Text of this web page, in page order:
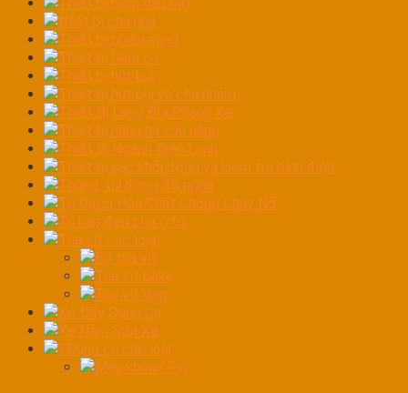
thiết bị chà nhá
Thiết bị chiếu sáng
Thiết bị Gara cũ
Thiết bị hút bụi
Thiết bị hút bụi và chà nhám
Thiết Bị Láng Đĩa Phanh Xe
Thiết bị nâng hạ cầu nâng
Thiết Bị Ngành Điện Lạnh
Thiết bị sạc khởi động và kiểm tra bình điện
Thùng, túi đựng đồ nghề
Tủ Đựng Hóa Chất Chống Cháy Nổ
Tủ hấp đèn pha ô tô
Tua vít các loại
Bộ tua vít
Tua vít bake
Tua vít dẹp
Xe Đẩy Dụng Cụ
Xe Nằm Sửa Xe
YDụng cụ các loại
Máy khoan Pin